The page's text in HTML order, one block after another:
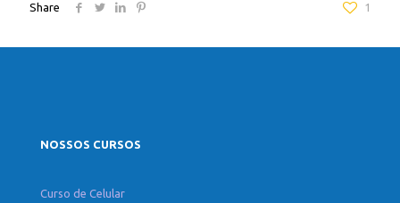
Share 1
NOSSOS CURSOS
Curso de Celular